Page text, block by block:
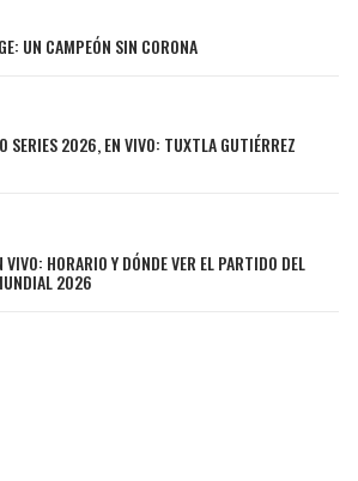
UN CAMPEÓN SIN CORONA
SERIES 2026, EN VIVO: TUXTLA GUTIÉRREZ
HORARIO Y DÓNDE VER EL PARTIDO DEL
2026